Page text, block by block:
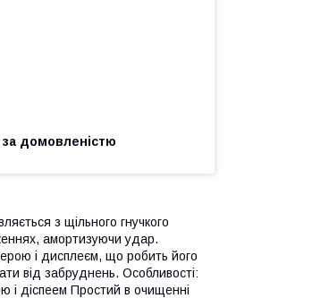
за домовленістю
з щільного гнучкого
амортизуючи удар.
і дисплеєм, що робить його
від забруднень. Особливості:
і діспеем Простий в очищенні